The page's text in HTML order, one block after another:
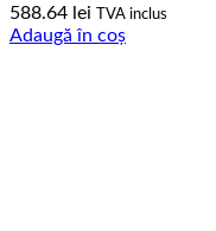
588.64 lei TVA inclus
Adaugă în coș